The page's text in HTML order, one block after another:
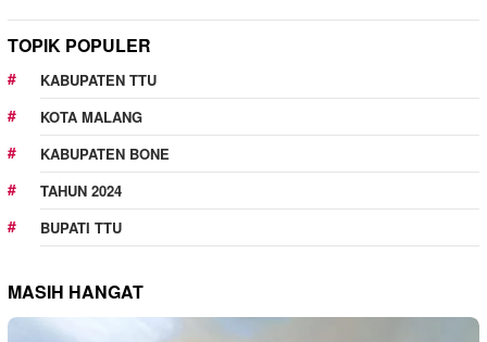
TOPIK POPULER
KABUPATEN TTU
KOTA MALANG
KABUPATEN BONE
TAHUN 2024
BUPATI TTU
MASIH HANGAT